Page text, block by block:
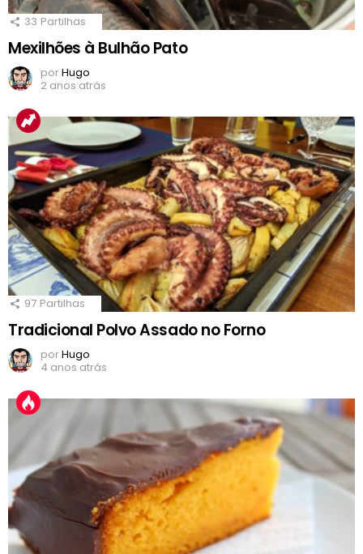
33 Partilhas
Mexilhões à Bulhão Pato
porHugo
2 anos atrás
97 Partilhas
Tradicional Polvo Assado no Forno
porHugo
4 anos atrás